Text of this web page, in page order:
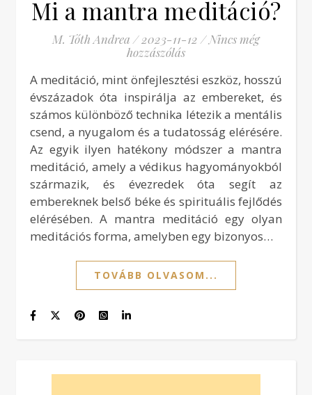
Mi a mantra meditáció?
M. Tóth Andrea / 2023-11-12 / Nincs még
hozzászólás
A meditáció, mint önfejlesztési eszköz, hosszú
évszázadok óta inspirálja az embereket, és
számos különböző technika létezik a mentális
csend, a nyugalom és a tudatosság elérésére.
Az egyik ilyen hatékony módszer a mantra
meditáció, amely a védikus hagyományokból
származik, és évezredek óta segít az
embereknek belső béke és spirituális fejlődés
elérésében. A mantra meditáció egy olyan
meditációs forma, amelyben egy bizonyos…
TOVÁBB OLVASOM...